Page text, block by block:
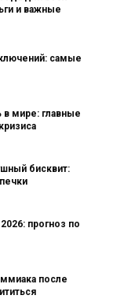
и важные
самые
мире: главные
бисквит:
прогноз по
после